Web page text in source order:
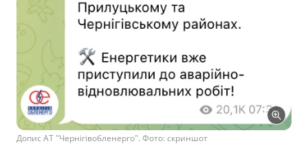
Допис АТ "Чернігівобленерго". Фото: скриншот